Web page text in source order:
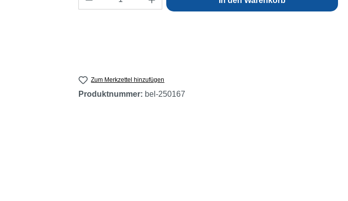
Zum Merkzettel hinzufügen
Produktnummer: bel-250167